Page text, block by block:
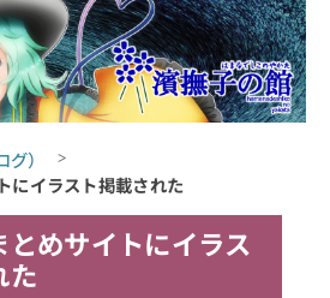
）
にイラスト掲載された
とめサイトにイラス
た